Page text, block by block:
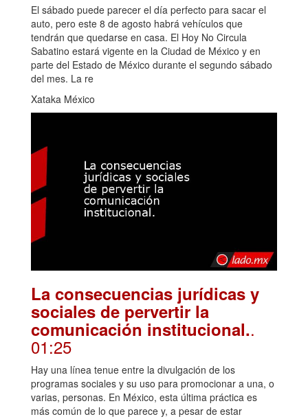
El sábado puede parecer el día perfecto para sacar el
auto, pero este 8 de agosto habrá vehículos que
tendrán que quedarse en casa. El Hoy No Circula
Sabatino estará vigente en la Ciudad de México y en
parte del Estado de México durante el segundo sábado
del mes. La re
Xataka México
La consecuencias jurídicas y
sociales de pervertir la
comunicación institucional..
01:25
Hay una línea tenue entre la divulgación de los
programas sociales y su uso para promocionar a una, o
varias, personas. En México, esta última práctica es
más común de lo que parece y, a pesar de estar